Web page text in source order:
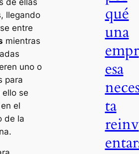
llegando
entre
mientras
uno o
para
se
el
de la
qué
una
empr
esa
ta
reinv